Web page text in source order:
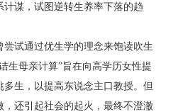
谋，试图逆转生养率下落的趋
试通过优生学的理念来饱读吹生
生母亲计算”旨在向高学历女性提
生，以提高东说念主口教授。但
还引起社会的起火，最终不澄澈